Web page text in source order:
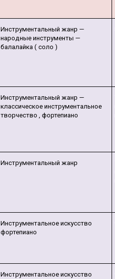
Инструментальный жанр —
народные инструменты —
балалайка ( соло )
Инструментальный жанр —
классическое инструментальное
творчество , фортепиано
Инструментальный жанр
Инструментальное искусство
фортепиано
Инструментальное искусство